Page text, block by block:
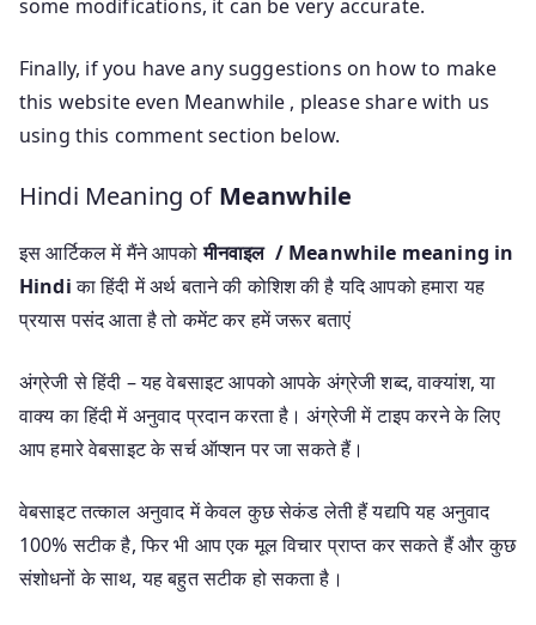
some modifications, it can be very accurate.
Finally, if you have any suggestions on how to make
this website even Meanwhile , please share with us
using this comment section below.
Hindi Meaning of Meanwhile
इस आर्टिकल में मैंने आपकोमीनवाइल / Meanwhile meaning in
Hindiका हिंदी में अर्थ बताने की कोशिश की है यदि आपको हमारा यह
प्रयास पसंद आता है तो कमेंट कर हमें जरूर बताएं
अंग्रेजी से हिंदी – यह वेबसाइट आपको आपके अंग्रेजी शब्द, वाक्यांश, या
वाक्य का हिंदी में अनुवाद प्रदान करता है। अंग्रेजी में टाइप करने के लिए
आप हमारे वेबसाइट के सर्च ऑप्शन पर जा सकते हैं।
वेबसाइट तत्काल अनुवाद में केवल कुछ सेकंड लेती हैं यद्यपि यह अनुवाद
100% सटीक है, फिर भी आप एक मूल विचार प्राप्त कर सकते हैं और कुछ
संशोधनों के साथ, यह बहुत सटीक हो सकता है।